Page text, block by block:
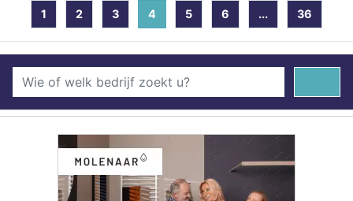
1 2 3 4 (current)
5 6 ... 36